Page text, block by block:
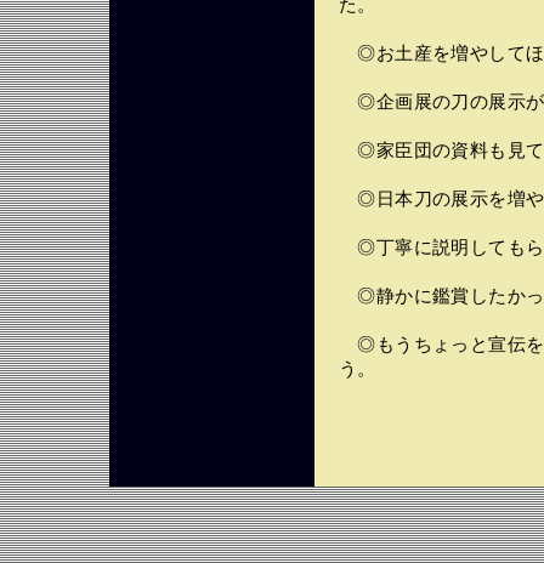
た。
◎お土産を増やして
◎企画展の刀の展示が
◎家臣団の資料も見て
◎日本刀の展示を増や
◎丁寧に説明してもら
◎静かに鑑賞したか
◎もうちょっと宣伝を
う。